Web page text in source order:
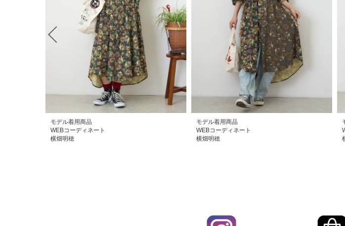
モデル着用商品
WEBコーディネート
横畑明穂
モデル着用商品
WEBコーディネート
横畑明穂